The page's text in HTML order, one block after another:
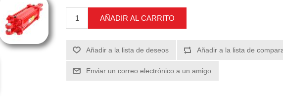
AÑADIR AL CARRITO
Añadir a la lista de deseos Añadir a la lista de
Enviar un correo electrónico a un amigo